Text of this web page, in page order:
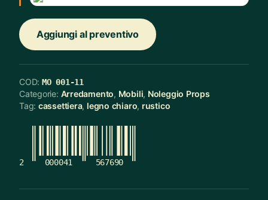
Aggiungi al preventivo
COD: MO 001-11
Categorie: Arredamento, Mobili, Noleggio Props
Tag: cassettiera, legno chiaro, rustico
2 000041 567690